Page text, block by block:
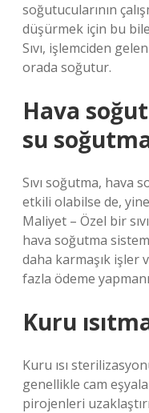
soğutucularının
düşürmek için bu
Sıvı, işlemciden
orada soğutur.
Hava
su
Sıvı soğutma, hava
etkili olabilse de,
Maliyet – Özel bir
hava soğutma
daha karmaşık işler
fazla ödeme
Kuru
Kuru ısı
genellikle cam
pirojenleri